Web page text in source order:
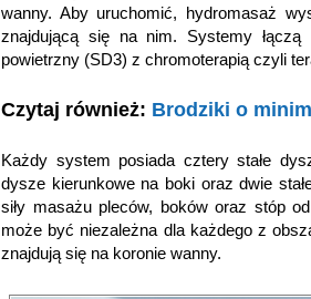
wanny. Aby uruchomić, hydromasaż
znajdującą się na nim. Systemy
powietrzny (SD3) z chromoterapią czyli
Czytaj również: Brodziki o
Każdy system posiada cztery stałe
dysze kierunkowe na boki oraz dwie
siły masażu pleców, boków oraz stóp
może być niezależna dla każdego z
znajdują się na koronie wanny.